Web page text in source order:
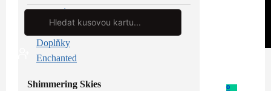
Search
0
Kusové karty
Foily
Doplňky
Enchanted
Shimmering Skies